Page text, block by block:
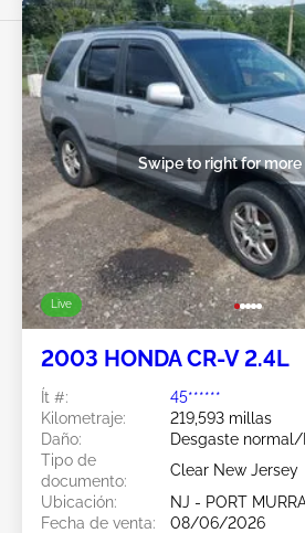
Live
Swipe to right for more
2003 HONDA CR-V 2.4L
Ít #:
45******
Kilometraje:
219,593 millas
Daño:
Desgaste
Tipo de
documento:
Clear New Jersey
Ubicación:
NJ - PORT
Fecha de venta:
08/06/2026